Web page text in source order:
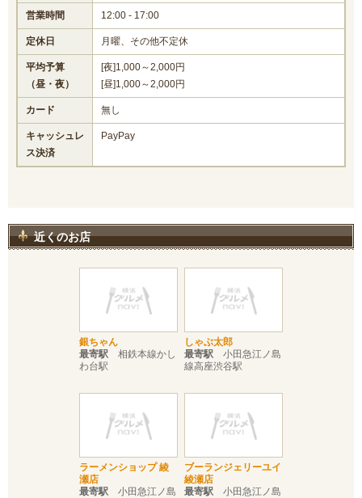
営業時間 12:00 - 17:00
定休日 月曜、その他不定休
平均予算
（昼・夜）
[夜]1,000～2,000円
[昼]1,000～2,000円
カード 無し
キャッシュレ
ス決済
PayPay
近くのお店
銀ちゃん
最寄駅 相鉄本線かし
わ台駅
しゃぶ太郎
最寄駅 小田急江ノ島
線高座渋谷駅
ラーメンショップ 綾
瀬店
最寄駅 小田急江ノ島
ブーランジェリーユイ
綾瀬店
最寄駅 小田急江ノ島